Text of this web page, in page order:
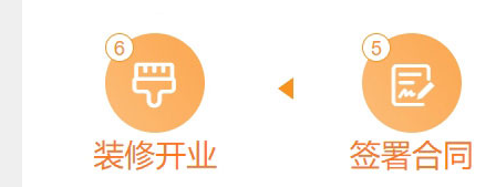
申请加盟
先生 北京市市辖区海
宋超
青海省黄南藏族自
同仁市